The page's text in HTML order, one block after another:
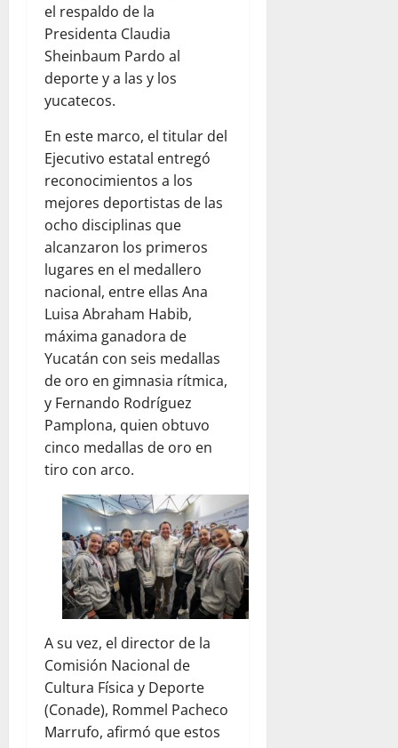
el respaldo de la
Presidenta Claudia
Sheinbaum Pardo al
deporte y a las y los
yucatecos.
En este marco, el titular del
Ejecutivo estatal entregó
reconocimientos a los
mejores deportistas de las
ocho disciplinas que
alcanzaron los primeros
lugares en el medallero
nacional, entre ellas Ana
Luisa Abraham Habib,
máxima ganadora de
Yucatán con seis medallas
de oro en gimnasia rítmica,
y Fernando Rodríguez
Pamplona, quien obtuvo
cinco medallas de oro en
tiro con arco.
A su vez, el director de la
Comisión Nacional de
Cultura Física y Deporte
(Conade), Rommel Pacheco
Marrufo, afirmó que estos